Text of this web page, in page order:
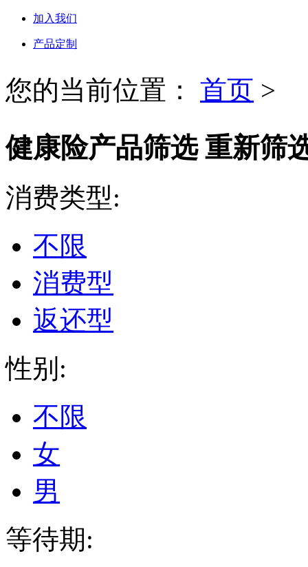
加入我们
产品定制
您的当前位置： 首页 >
健康险产品筛选 重新筛
消费类型:
不限
消费型
返还型
性别:
不限
女
男
等待期: